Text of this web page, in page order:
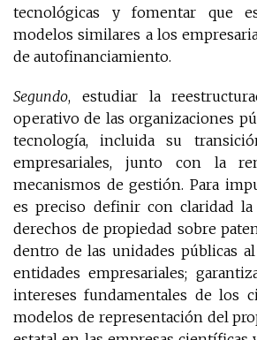
tecnológicas y fomentar que
modelos similares a los
de autofinanciamiento.
Segundo, estudiar la
operativo de las organizaciones
tecnología, incluida su
empresariales, junto con la
mecanismos de gestión. Para
es preciso definir con claridad
derechos de propiedad sobre
dentro de las unidades públicas
entidades empresariales;
intereses fundamentales de los
modelos de representación del